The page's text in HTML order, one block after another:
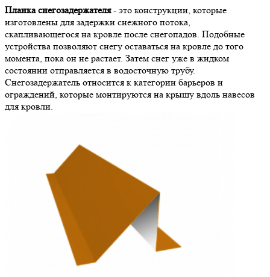
Планка снегозадержателя- это конструкции, которые
изготовлены для задержки снежного потока,
скапливающегося на кровле после снегопадов. Подобные
устройства позволяют снегу оставаться на кровле до того
момента, пока он не растает. Затем снег уже в жидком
состоянии отправляется в водосточную трубу.
Снегозадержатель относится к категории барьеров и
ограждений, которые монтируются на крышу вдоль навесов
для кровли.